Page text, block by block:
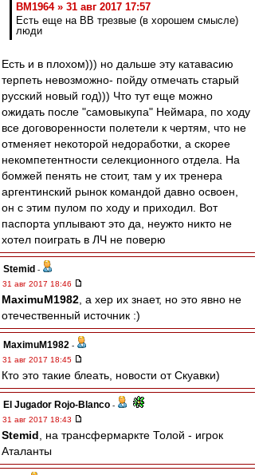
BM1964 » 31 авг 2017 17:57
Есть еще на ВВ трезвые (в хорошем смысле)
люди
Есть и в плохом))) но дальше эту катавасию
терпеть невозможно- пойду отмечать старый
русский новый год))) Что тут еще можно
ожидать после "самовыкупа" Неймара, по ходу
все договоренности полетели к чертям, что не
отменяет некоторой недоработки, а скорее
некомпетентности селекционного отдела. На
бомжей пенять не стоит, там у их тренера
аргентинский рынок командой давно освоен,
он с этим пулом по ходу и приходил. Вот
паспорта уплывают это да, неужто никто не
хотел поиграть в ЛЧ не поверю
Stemid -
31 авг 2017 18:46
MaximuM1982 , а хер их знает, но это явно не
отечественный источник :)
MaximuM1982 -
31 авг 2017 18:45
Кто это такие блеать, новости от Скуавки)
El Jugador Rojo-Blanco -
31 авг 2017 18:43
Stemid , на трансфермаркте Толой - игрок
Аталанты